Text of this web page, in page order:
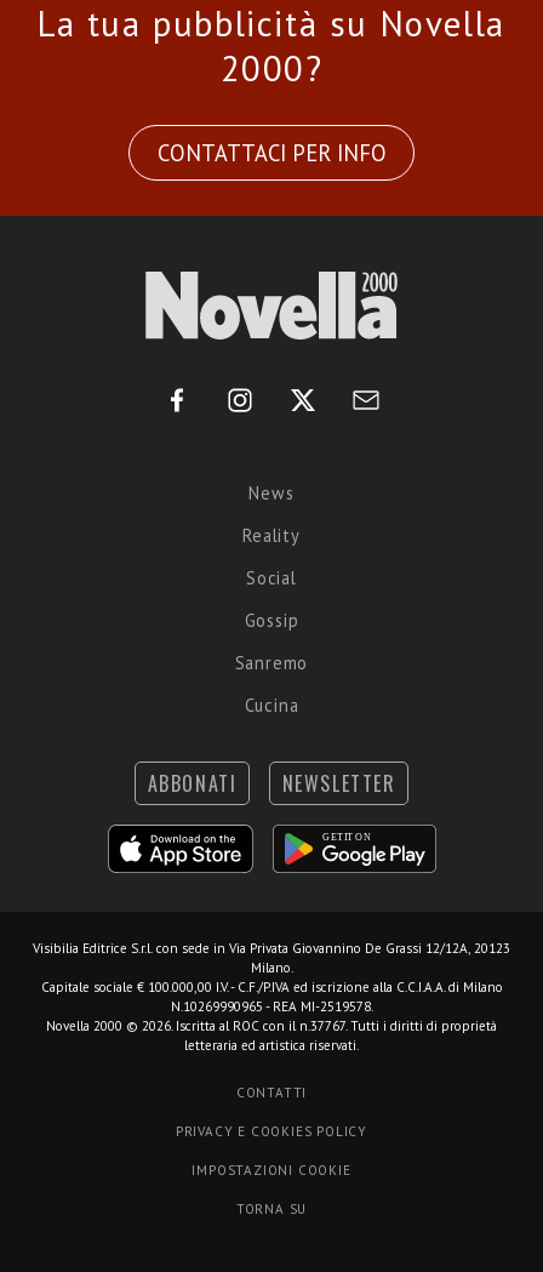
La tua pubblicità su Novella
2000?
CONTATTACI PER INFO
News
Reality
Social
Gossip
Sanremo
Cucina
ABBONATI NEWSLETTER
Visibilia Editrice S.r.l. con sede in Via Privata Giovannino De Grassi 12/12A, 20123
Milano.
Capitale sociale € 100.000,00 I.V. - C.F./P.IVA ed iscrizione alla C.C.I.A.A. di Milano
N.10269990965 - REA MI-2519578.
Novella 2000 © 2026. Iscritta al ROC con il n.37767. Tutti i diritti di proprietà
letteraria ed artistica riservati.
CONTATTI
PRIVACY E COOKIES POLICY
IMPOSTAZIONI COOKIE
TORNA SU